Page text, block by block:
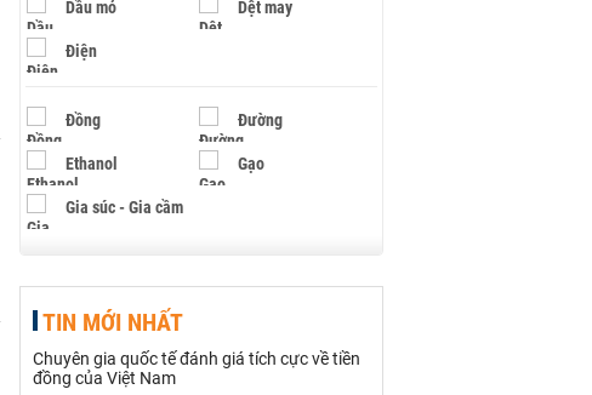
Dầu mỏ Dệt may
Điện
Đồng Đường
Ethanol Gạo
Gia súc - Gia cầm
Hạt điều
Khí đốt
TIN MỚI NHẤT
Chuyên gia quốc tế đánh giá tích cực về tiền
đồng của Việt Nam